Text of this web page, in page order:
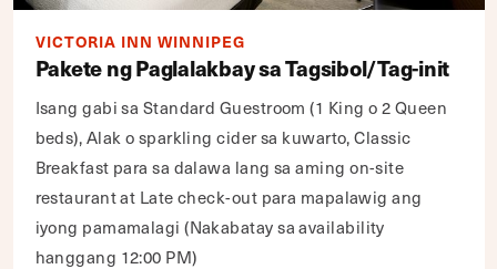
VICTORIA INN WINNIPEG
Pakete ng Paglalakbay sa Tagsibol/Tag-init
Isang gabi sa Standard Guestroom (1 King o 2 Queen
beds), Alak o sparkling cider sa kuwarto, Classic
Breakfast para sa dalawa lang sa aming on-site
restaurant at Late check-out para mapalawig ang
iyong pamamalagi (Nakabatay sa availability
hanggang 12:00 PM)